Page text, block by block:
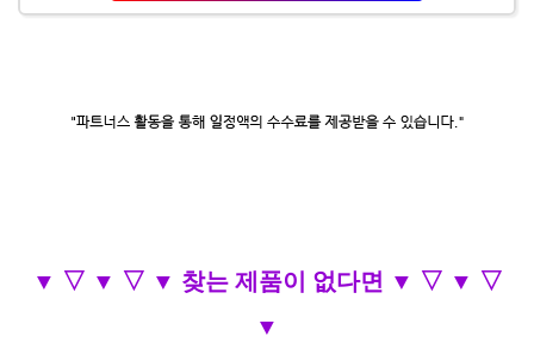
▼ ▽ ▼ ▽ ▼ 찾는 제품이 없다면 ▼ ▽ ▼ ▽
▼